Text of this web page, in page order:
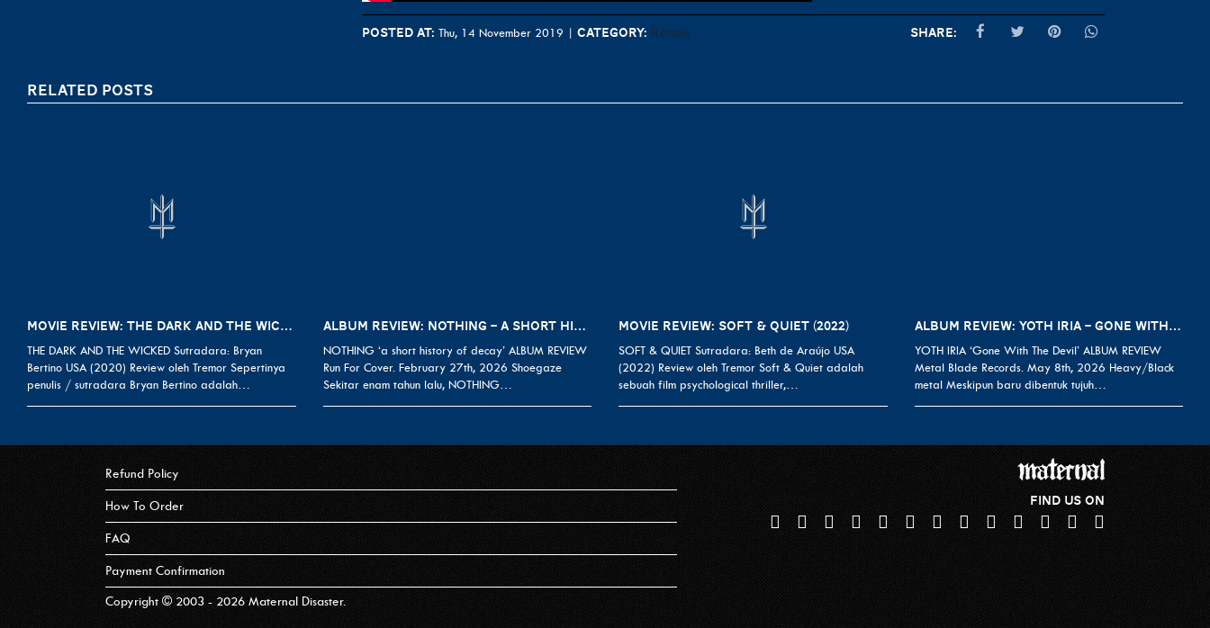
Posted at: Thu, 14 November 2019 | Category: Review Share:
RELATED POSTS
MOVIE REVIEW: THE DARK AND THE WICKED (2020)
THE DARK AND THE WICKED Sutradara: Bryan
Bertino USA (2020) Review oleh Tremor Sepertinya
penulis / sutradara Bryan Bertino adalah…
ALBUM REVIEW: NOTHING – A SHORT HISTORY OF DECAY
NOTHING ‘a short history of decay’ ALBUM REVIEW
Run For Cover. February 27th, 2026 Shoegaze
Sekitar enam tahun lalu, NOTHING…
MOVIE REVIEW: SOFT & QUIET (2022)
SOFT & QUIET Sutradara: Beth de Araújo USA
(2022) Review oleh Tremor Soft & Quiet adalah
sebuah film psychological thriller,…
ALBUM REVIEW: YOTH IRIA – GONE WITH THE DEVIL
YOTH IRIA ‘Gone With The Devil’ ALBUM REVIEW
Metal Blade Records. May 8th, 2026 Heavy/Black
metal Meskipun baru dibentuk tujuh…
Refund Policy
How To Order
FAQ
Payment Confirmation
Copyright © 2003 - 2026 Maternal Disaster.
FIND US ON